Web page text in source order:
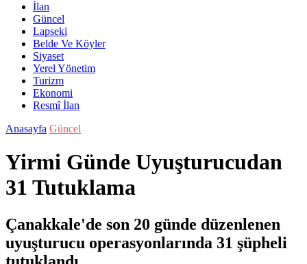
İlan
Güncel
Lapseki
Belde Ve Köyler
Siyaset
Yerel Yönetim
Turizm
Ekonomi
Resmî İlan
Anasayfa Güncel
Yirmi Günde Uyuşturucudan
31 Tutuklama
Çanakkale'de son 20 günde düzenlenen
uyuşturucu operasyonlarında 31 şüpheli